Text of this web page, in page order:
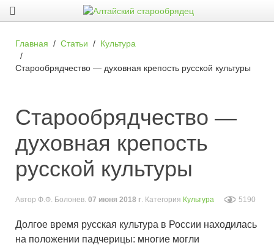
Главная Статьи Культура
Старообрядчество — духовная крепость русской культуры
Старообрядчество —
духовная крепость
русской культуры
Автор Ф.Ф. Болонев. 07 июня 2018 г. Категория Культура 5190
Долгое время русская культура в России находилась
на положении падчерицы: многие могли